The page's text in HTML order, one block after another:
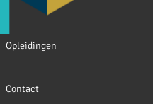
Opleidingen
Contact